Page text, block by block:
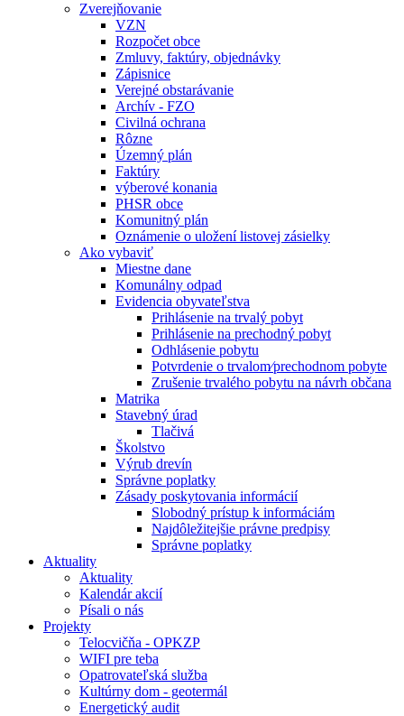
Zverejňovanie
VZN
Rozpočet obce
Zmluvy, faktúry, objednávky
Zápisnice
Verejné obstarávanie
Archív - FZO
Civilná ochrana
Rôzne
Územný plán
Faktúry
výberové konania
PHSR obce
Komunitný plán
Oznámenie o uložení listovej zásielky
Ako vybaviť
Miestne dane
Komunálny odpad
Evidencia obyvateľstva
Prihlásenie na trvalý pobyt
Prihlásenie na prechodný pobyt
Odhlásenie pobytu
Potvrdenie o trvalom⁄prechodnom pobyte
Zrušenie trvalého pobytu na návrh občana
Matrika
Stavebný úrad
Tlačivá
Školstvo
Výrub drevín
Správne poplatky
Zásady poskytovania informácií
Slobodný prístup k informáciám
Najdôležitejšie právne predpisy
Správne poplatky
Aktuality
Aktuality
Kalendár akcií
Písali o nás
Projekty
Telocvičňa - OPKZP
WIFI pre teba
Opatrovateľská služba
Kultúrny dom - geotermál
Energetický audit